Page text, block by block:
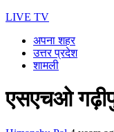
LIVE TV
अपना शहर
उत्तर प्रदेश
शामली
एसएचओ